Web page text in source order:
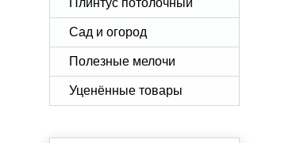
Плинтус потолочный
Сад и огород
Полезные мелочи
Уценённые товары